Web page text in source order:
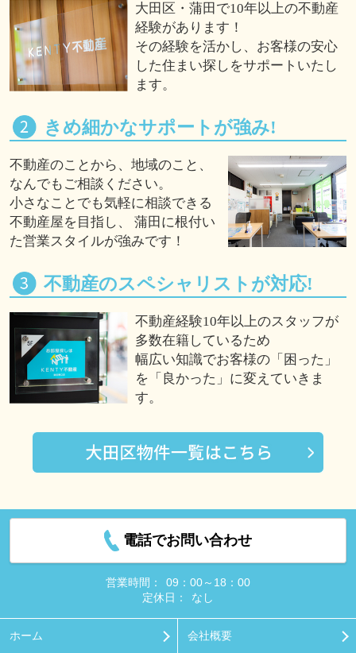
大田区・蒲田で10年以上の不動産
経験があります！
その経験を活かし、お客様の安心
した住まい探しをサポートいたし
ます。
きめ細かなサポートが強み!
不動産のことから、地域のこと、
なんでもご相談ください。
小さなことでも気軽に相談できる
不動産屋を目指し、 蒲田に根付い
た営業スタイルが強みです！
不動産のスペシャリストが対応!
不動産経験10年以上のスタッフが
多数在籍しているため
幅広い知識でお客様の「困った」
を「良かった」に変えていきま
す。
電話でお問い合わせ
営業時間：
09：00～18：00
定休日：
なし
ホーム 会社概要